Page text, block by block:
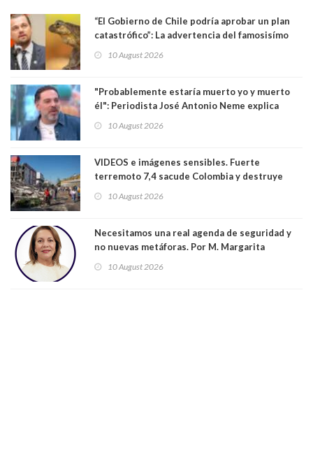
“El Gobierno de Chile podría aprobar un plan
catastrófico”: La advertencia del famosisímo
pondría en riesgo a ranita del Pehuenche
10 August 2026
"Probablemente estaría muerto yo y muerto
él": Periodista José Antonio Neme explica
a motociclista
10 August 2026
VIDEOS e imágenes sensibles. Fuerte
terremoto 7,4 sacude Colombia y destruye
no se conoce el número de víctimas fatales
10 August 2026
Necesitamos una real agenda de seguridad y
no nuevas metáforas. Por M. Margarita
10 August 2026